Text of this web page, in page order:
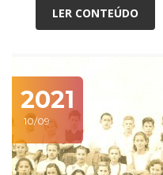
LER CONTEÚDO
2021
10/09